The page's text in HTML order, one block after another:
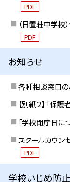
PDF
（日置荘中学校
PDF
お知らせ
各種相談窓口の
【別紙２】 「保
「学校閉庁日に
スクールカウン
PDF
学校いじめ防